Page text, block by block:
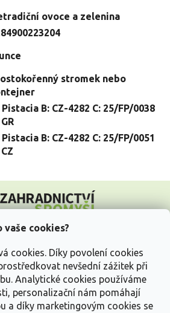
vaše cookies?
cookies. Díky povolení cookies
nevšední zážitek při
Analytické cookies používáme
personalizační nám pomáhají
a díky marketingovým cookies se
ovoce a zelenina
stromek nebo
B: CZ-4282 C: 25/FP/0038
B: CZ-4282 C: 25/FP/0051